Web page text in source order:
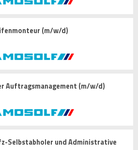
(m/w/d)
Auftragsmanagement (m/w/d)
Selbstabholer und Administrative